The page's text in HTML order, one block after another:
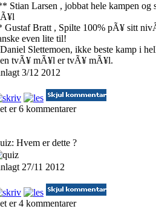
Stian Larsen , jobbat hele kampen og
Gustaf Bratt , Spilte 100% pÃ¥ sitt
even lite til!
Slettemoen, ikke beste kamp i
tvÃ¥ mÃ¥l er tvÃ¥ mÃ¥l.
3/12 2012
er 6 kommentarer
Hvem er dette ?
27/11 2012
er 4 kommentarer